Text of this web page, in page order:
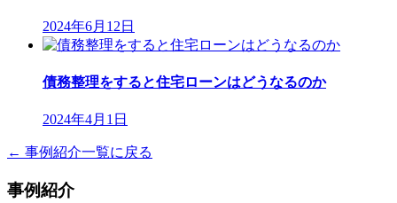
2024年6月12日
債務整理をすると住宅ローンはどうなるのか
2024年4月1日
← 事例紹介一覧に戻る
事例紹介